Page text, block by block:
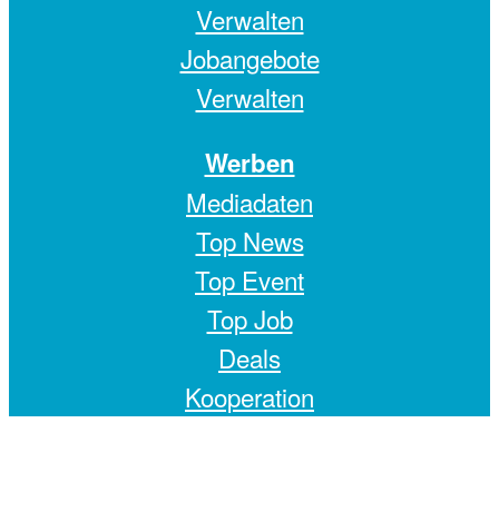
Verwalten
Jobangebote
Verwalten
Werben
Mediadaten
Top News
Top Event
Top Job
Deals
Kooperation